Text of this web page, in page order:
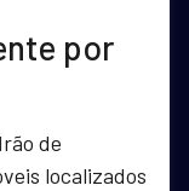
por
de
localizados